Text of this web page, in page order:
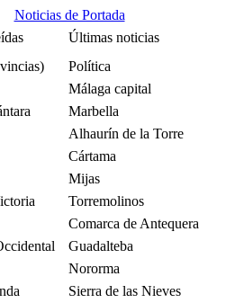
Noticias de Portada
Últimas noticias
Política
Málaga capital
Marbella
Alhaurín de la Torre
Cártama
Mijas
Torremolinos
Comarca de Antequera
Guadalteba
Nororma
Sierra de las Nieves